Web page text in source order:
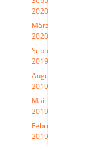
2020
März
2020
September
2019
August
2019
Mai
2019
Februar
2019